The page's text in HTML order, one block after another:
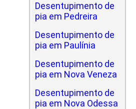
Desentupimento de
pia em Pedreira
Desentupimento de
pia em Paulínia
Desentupimento de
pia em Nova Veneza
Desentupimento de
pia em Nova Odessa